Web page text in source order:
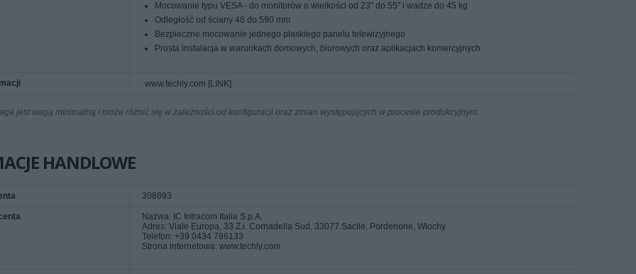
Mocowanie typu VESA - do monitorów o wielkości od 23" do 55" i wadze do 45 kg
Odległość od ściany 48 do 590 mm
Bezpieczne mocowanie jednego płaskiego panelu telewizyjnego
Prosta instalacja w warunkach domowych, biurowych oraz aplikacjach komercyjnych
www.techly.com [LINK]
jest wagą minimalną i może różnić się w zależności od konfiguracji oraz zmian występujących w procesie produkcyjnym.
HANDLOWE
308893
Nazwa: IC Intracom Italia S.p.A.
Adres: Viale Europa, 33 Z.i. Cornadella Sud, 33077 Sacile, Pordenone, Włochy
Telefon: +39 0434 786133
Strona internetowa: www.techly.com